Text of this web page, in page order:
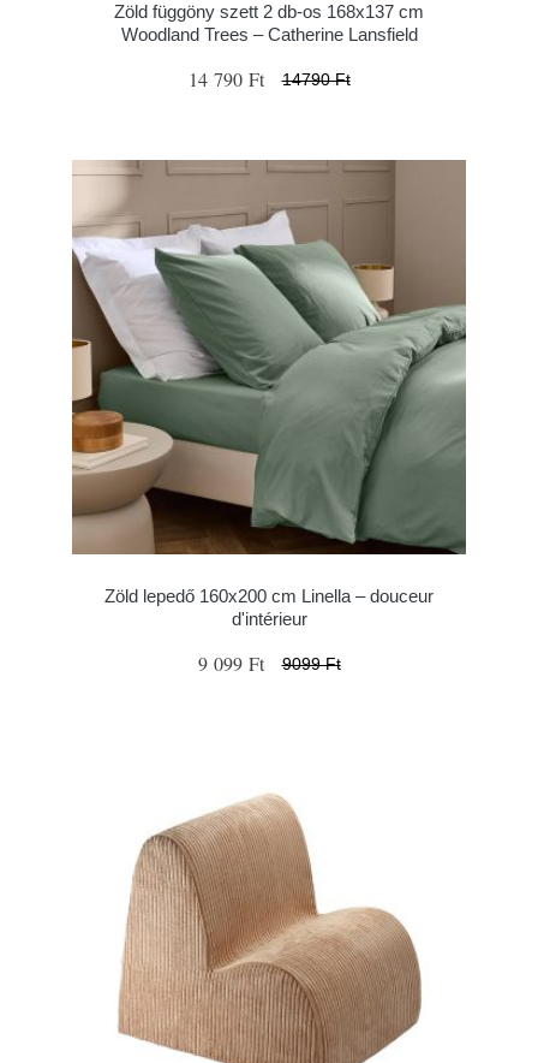
Zöld függöny szett 2 db-os 168x137 cm
Woodland Trees – Catherine Lansfield
14 790 Ft 14790 Ft
Zöld lepedő 160x200 cm Linella – douceur
d'intérieur
9 099 Ft 9099 Ft